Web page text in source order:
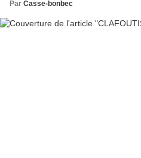
Par Casse-bonbec